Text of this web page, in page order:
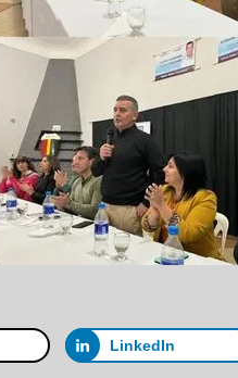
LinkedIn